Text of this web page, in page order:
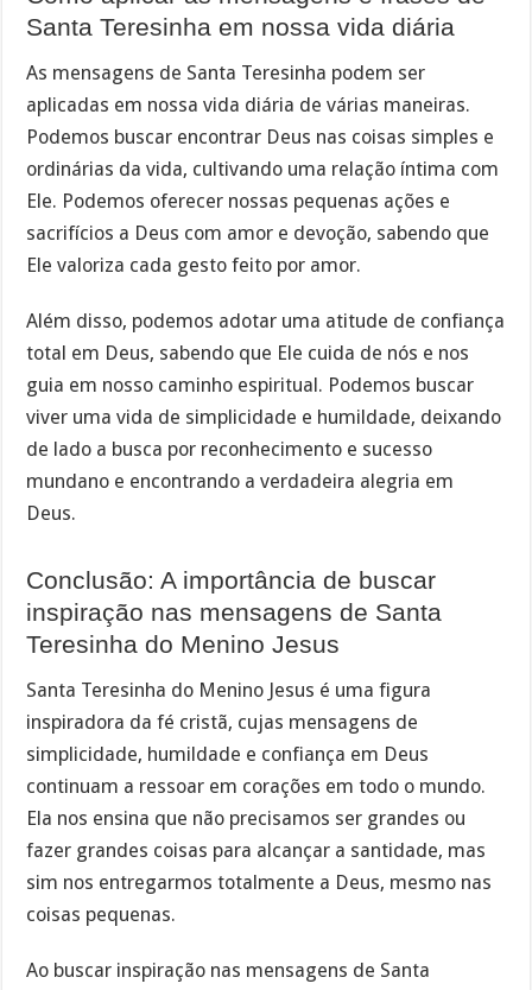
Santa Teresinha em nossa vida diária
As mensagens de Santa Teresinha podem ser
aplicadas em nossa vida diária de várias maneiras.
Podemos buscar encontrar Deus nas coisas simples e
ordinárias da vida, cultivando uma relação íntima com
Ele. Podemos oferecer nossas pequenas ações e
sacrifícios a Deus com amor e devoção, sabendo que
Ele valoriza cada gesto feito por amor.
Além disso, podemos adotar uma atitude de confiança
total em Deus, sabendo que Ele cuida de nós e nos
guia em nosso caminho espiritual. Podemos buscar
viver uma vida de simplicidade e humildade, deixando
de lado a busca por reconhecimento e sucesso
mundano e encontrando a verdadeira alegria em
Deus.
Conclusão: A importância de buscar
inspiração nas mensagens de Santa
Teresinha do Menino Jesus
Santa Teresinha do Menino Jesus é uma figura
inspiradora da fé cristã, cujas mensagens de
simplicidade, humildade e confiança em Deus
continuam a ressoar em corações em todo o mundo.
Ela nos ensina que não precisamos ser grandes ou
fazer grandes coisas para alcançar a santidade, mas
sim nos entregarmos totalmente a Deus, mesmo nas
coisas pequenas.
Ao buscar inspiração nas mensagens de Santa